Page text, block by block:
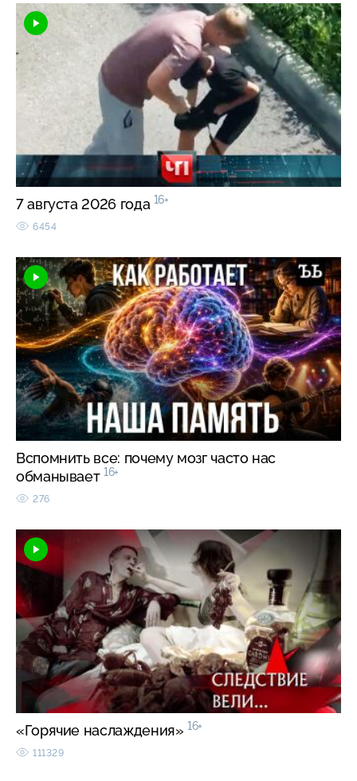
7 августа 2026 года 16+
6454
Вспомнить все: почему мозг часто нас
обманывает 16+
276
«Горячие наслаждения» 16+
111329